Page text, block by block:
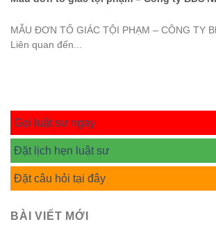
MẪU ĐƠN TỐ GIÁC TỘI PHẠM – CÔNG TY
Liên quan đến...
Gọi luật sư ngay
Đặt lịch hẹn luật sư
Đặt câu hỏi tại đây
BÀI VIẾT MỚI